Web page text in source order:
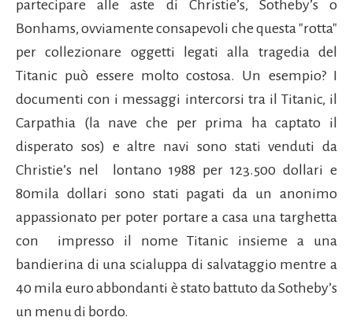
partecipare alle aste di Christie’s, Sotheby’s o
Bonhams, ovviamente consapevoli che questa "rotta"
per collezionare oggetti legati alla tragedia del
Titanic può essere molto costosa. Un esempio? I
documenti con i messaggi intercorsi tra il Titanic, il
Carpathia (la nave che per prima ha captato il
disperato sos) e altre navi sono stati venduti da
Christie’s nel lontano 1988 per 123.500 dollari e
80mila dollari sono stati pagati da un anonimo
appassionato per poter portare a casa una targhetta
con impresso il nome Titanic insieme a una
bandierina di una scialuppa di salvataggio mentre a
40 mila euro abbondanti è stato battuto da Sotheby’s
un menu di bordo.